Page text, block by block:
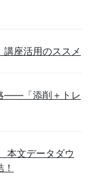
座活用のススメ
――「添削＋トレ
本文データダウ